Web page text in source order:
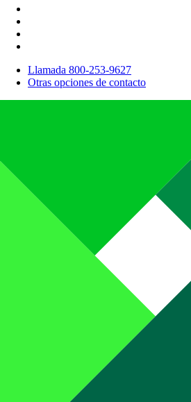
Llamada 800-253-9627
Otras opciones de contacto